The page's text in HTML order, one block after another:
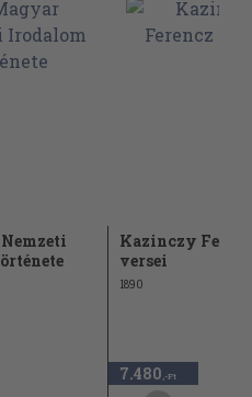
Kazinczy
versei
1890
7.480 ,-Ft